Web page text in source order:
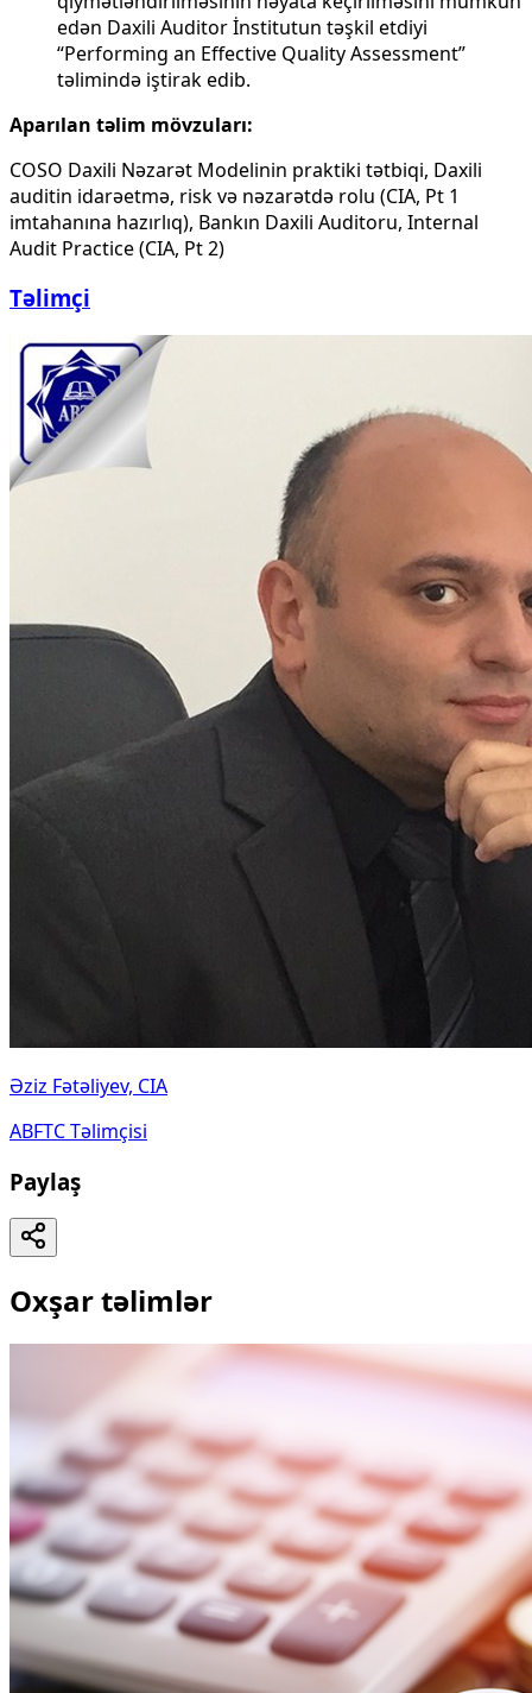
edən Daxili Auditor İnstitutun təşkil etdiyi
“Performing an Effective Quality Assessment”
təlimində iştirak edib.
Aparılan təlim mövzuları:
COSO Daxili Nəzarət Modelinin praktiki tətbiqi, Daxili
auditin idarəetmə, risk və nəzarətdə rolu (CIA, Pt 1
imtahanına hazırlıq), Bankın Daxili Auditoru, Internal
Audit Practice (CIA, Pt 2)
Təlimçi
Əziz Fətəliyev, CIA
ABFTC Təlimçisi
Paylaş
Oxşar təlimlər